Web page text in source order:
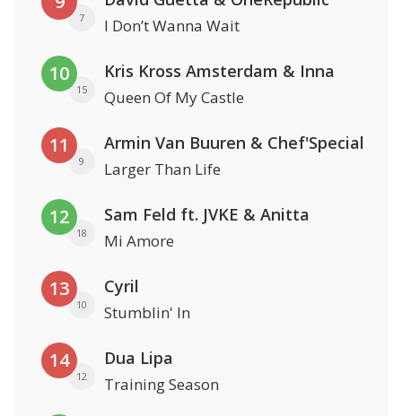
7 I Don’t Wanna Wait
10
15
Kris Kross Amsterdam & Inna
Queen Of My Castle
11
9
Armin Van Buuren & Chef'Special
Larger Than Life
12
18
Sam Feld ft. JVKE & Anitta
Mi Amore
13
10
Cyril
Stumblin' In
14
12
Dua Lipa
Training Season